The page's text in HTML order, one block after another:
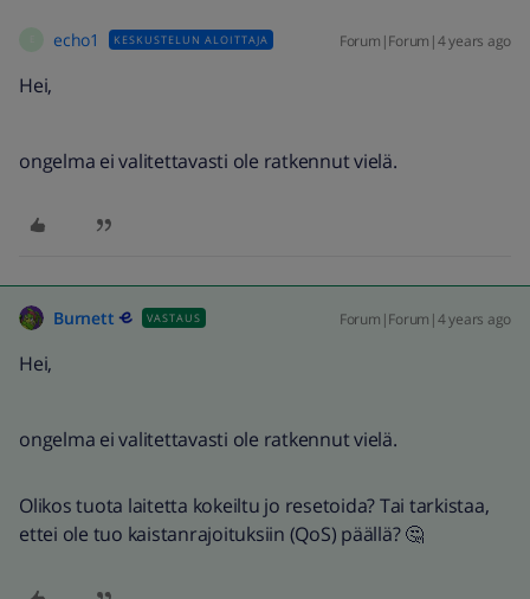
echo1 KESKUSTELUN ALOITTAJA Forum|Forum|4 years ago
Hei,
ongelma ei valitettavasti ole ratkennut vielä.
Burnett VASTAUS Forum|Forum|4 years ago
Hei,
ongelma ei valitettavasti ole ratkennut vielä.
Olikos tuota laitetta kokeiltu jo resetoida? Tai tarkistaa,
ettei ole tuo kaistanrajoituksiin (QoS) päällä? 🤔